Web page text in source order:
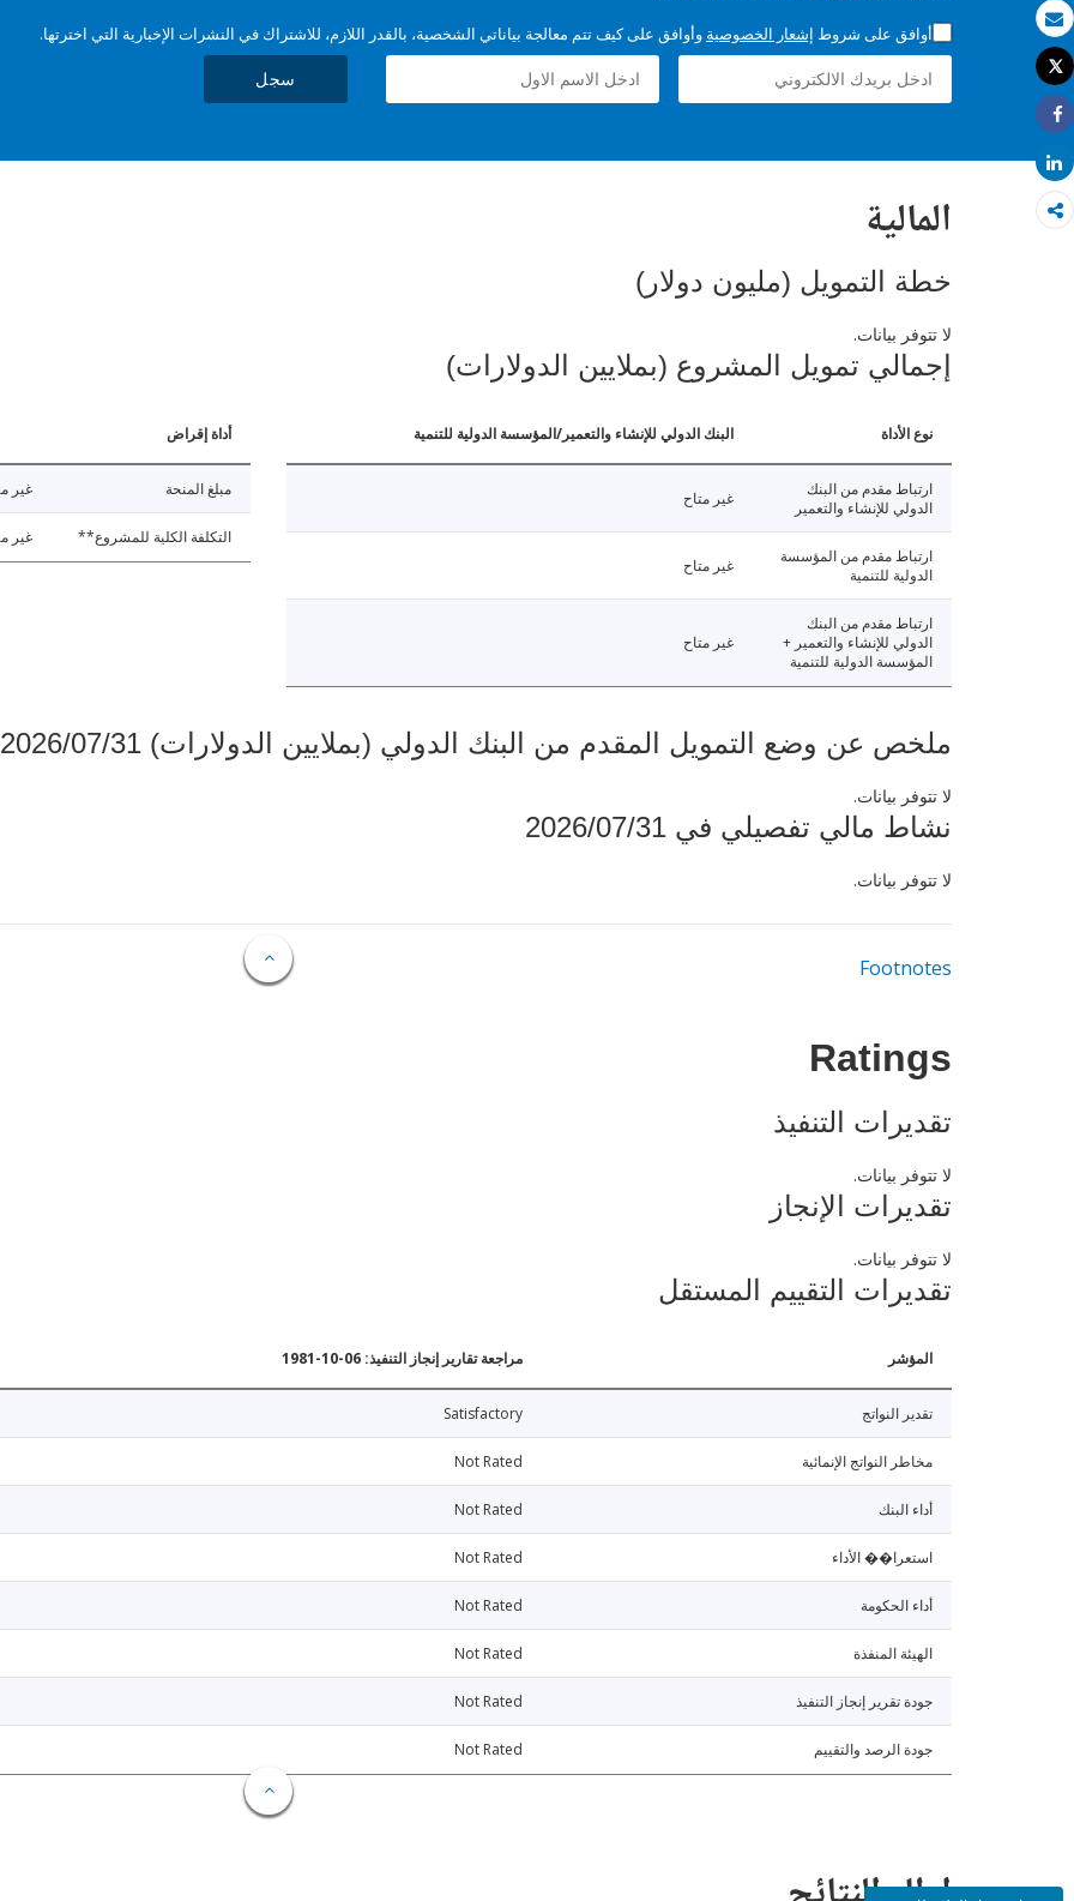
بريد الكتروني
طباعة
Tweet
Share
Share
أوافق على شروط إشعار الخصوصية وأوافق على كيف تتم معالجة بياناتي الشخصية، بالقدر اللازم، للاشتراك في النشرات الإخبارية التي اخترتها.
سجل
المالية
خطة التمويل (مليون دولار)
لا تتوفر بيانات.
إجمالي تمويل المشروع (بملايين الدولارات)
نوع الأداة البنك الدولي للإنشاء والتعمير/المؤسسة الدولية للتنمية
ارتباط مقدم من البنك
الدولي للإنشاء والتعمير
غير متاح
ارتباط مقدم من المؤسسة
الدولية للتنمية
غير متاح
ارتباط مقدم من البنك
الدولي للإنشاء والتعمير +
المؤسسة الدولية للتنمية
غير متاح
أداة إقراض
مبلغ المنحة غير
التكلفة الكلية للمشروع** غير
ملخص عن وضع التمويل المقدم من البنك الدولي (بملايين الدولارات) 2026/07/31
لا تتوفر بيانات.
نشاط مالي تفصيلي في 2026/07/31
لا تتوفر بيانات.
Footnotes
Ratings
تقديرات التنفيذ
لا تتوفر بيانات.
تقديرات الإنجاز
لا تتوفر بيانات.
تقديرات التقييم المستقل
المؤشر مراجعة تقارير إنجاز التنفيذ: 06-10-1981
تقدير النواتج Satisfactory
مخاطر النواتج الإنمائية Not Rated
أداء البنك Not Rated
استعرا�� الأداء Not Rated
أداء الحكومة Not Rated
الهيئة المنفذة Not Rated
جودة تقرير إنجاز التنفيذ Not Rated
جودة الرصد والتقييم Not Rated